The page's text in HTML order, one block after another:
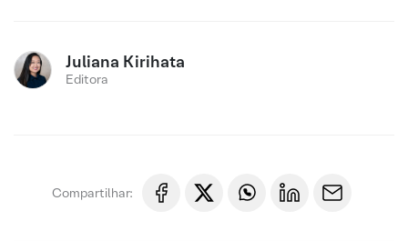
Juliana Kirihata
Editora
Compartilhar: